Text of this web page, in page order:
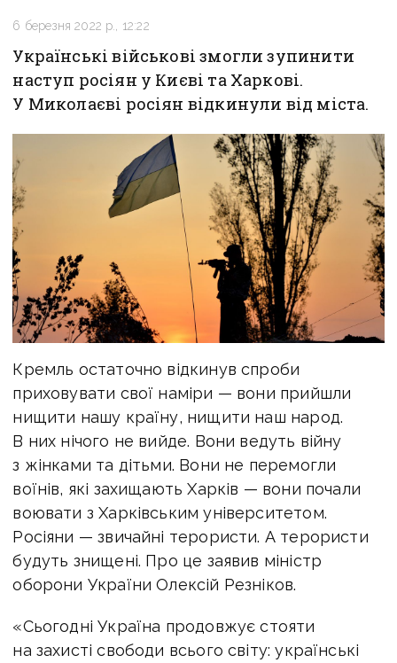
6 березня 2022 р., 12:22
Українські військові змогли зупинити
наступ росіян у Києві та Харкові.
У Миколаєві росіян відкинули від міста.
Кремль остаточно відкинув спроби
приховувати свої наміри — вони прийшли
нищити нашу країну, нищити наш народ.
В них нічого не вийде. Вони ведуть війну
з жінками та дітьми. Вони не перемогли
воїнів, які захищають Харків — вони почали
воювати з Харківським університетом.
Росіяни — звичайні терористи. А терористи
будуть знищені. Про це заявив міністр
оборони України Олексій Резніков.
«Сьогодні Україна продовжує стояти
на захисті свободи всього світу: українські